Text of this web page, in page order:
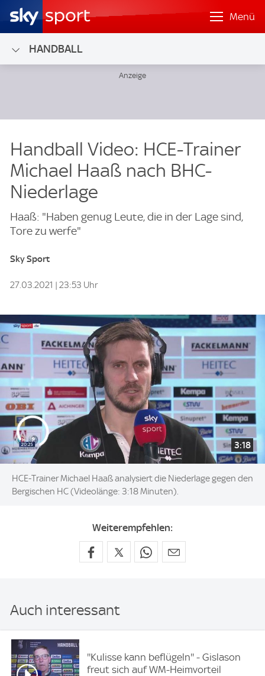
Menü
HANDBALL
Handball Video: HCE-Trainer
Michael Haaß nach BHC-
Niederlage
Haaß: "Haben genug Leute, die in der Lage sind,
Tore zu werfe"
Sky Sport
27.03.2021 | 23:53 Uhr
3:18
HCE-Trainer Michael Haaß analysiert die Niederlage gegen den
Bergischen HC (Videolänge: 3:18 Minuten).
Weiterempfehlen:
Auch interessant
''Kulisse kann beflügeln'' - Gislason
freut sich auf WM-Heimvorteil